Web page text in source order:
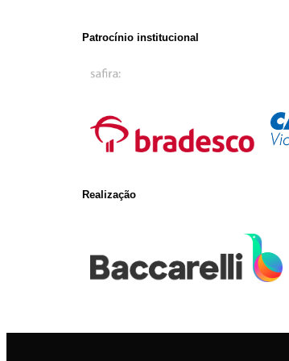
Patrocínio institucional
Realização